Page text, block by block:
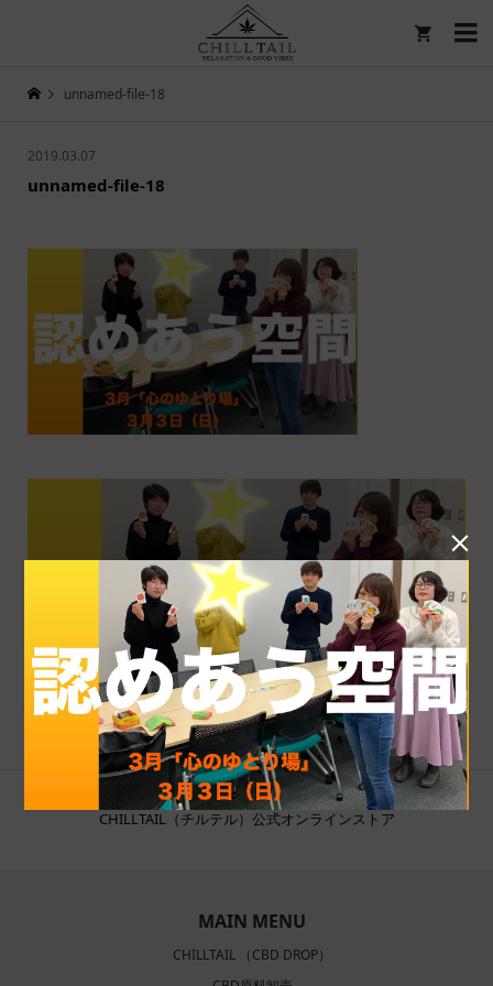

unnamed-file-18
2019.03.07
unnamed-file-18
CHILLTAIL（チルテル）公式オンラインストア
MAIN MENU
CHILLTAIL （CBD DROP）
